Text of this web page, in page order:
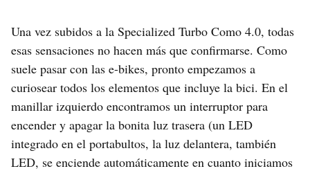
Una vez subidos a la Specialized Turbo Como 4.0, todas
esas sensaciones no hacen más que confirmarse. Como
suele pasar con las e-bikes, pronto empezamos a
curiosear todos los elementos que incluye la bici. En el
manillar izquierdo encontramos un interruptor para
encender y apagar la bonita luz trasera (un LED
integrado en el portabultos, la luz delantera, también
LED, se enciende automáticamente en cuanto iniciamos